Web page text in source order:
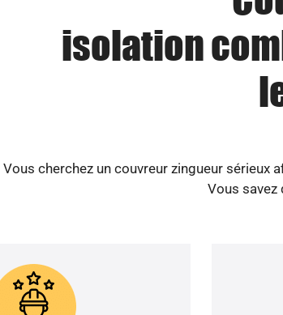
isolation
Vous cherchez un couvreur zingueur sérieux
Vous savez